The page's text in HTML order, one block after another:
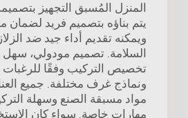
المنزل المُسبق التجهيز
يتم بناؤه بتصميم فريد لضمان
ويمكنه تقديم أداء جيد ضد
السلامة. تصميم مودولي، سهل
تخصيص التركيب وفقًا
ونماذج غرف مختلفة. جميع
مواد مسبقة الصنع وسهلة
مهارات خاصة. سواء كان